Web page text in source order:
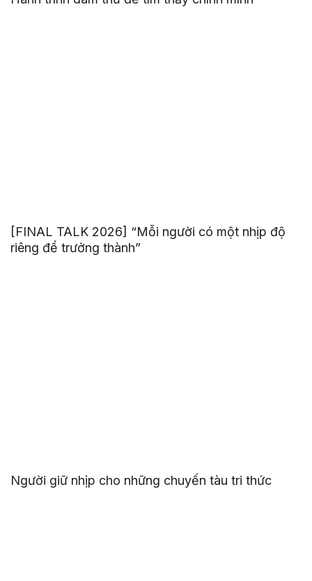
[FINAL TALK 2026] “Mỗi người có một nhịp độ
riêng để trưởng thành”
Người giữ nhịp cho những chuyến tàu tri thức